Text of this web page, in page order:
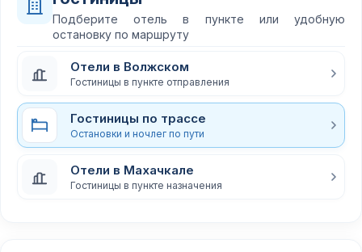
Подберите отель в пункте или удобную
остановку по маршруту
Отели в Волжском
Гостиницы в пункте отправления
Гостиницы по трассе
Остановки и ночлег по пути
Отели в Махачкале
Гостиницы в пункте назначения